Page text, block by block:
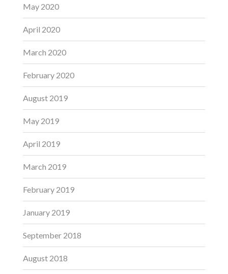
May 2020
April 2020
March 2020
February 2020
August 2019
May 2019
April 2019
March 2019
February 2019
January 2019
September 2018
August 2018